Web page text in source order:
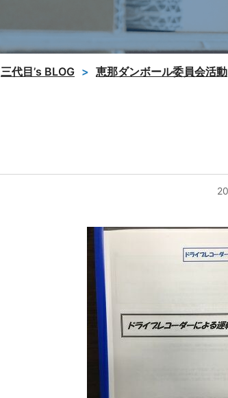
三代目’s BLOG 恵那ダンボール委員会活動